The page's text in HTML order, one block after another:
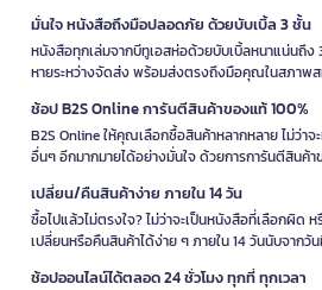
มั่นใจ หนังสือถึงมือปลอดภัย ด้วยบับเบิ้ล 3 ชั้น
หนังสือทุกเล่มจากบีทูเอสห่อด้วยบับเบิ้ลหนาแน่นถึง
หายระหว่างจัดส่ง พร้อมส่งตรงถึงมือคุณในสภาพ
ช้อป B2S Online การันตีสินค้าของแท้ 100%
B2S Online ให้คุณเลือกซื้อสินค้าหลากหลาย ไม่ว่าจ
อื่นๆ อีกมากมายได้อย่างมั่นใจ ด้วยการการันตีสินค้
เปลี่ยน/คืนสินค้าง่าย ภายใน 14 วัน
ซื้อไปแล้วไม่ตรงใจ? ไม่ว่าจะเป็นหนังสือที่เลือกผิ
เปลี่ยนหรือคืนสินค้าได้ง่าย ๆ ภายใน 14 วันนับจากวั
ช้อปออนไลน์ได้ตลอด 24 ชั่วโมง ทุกที่ ทุกเวลา